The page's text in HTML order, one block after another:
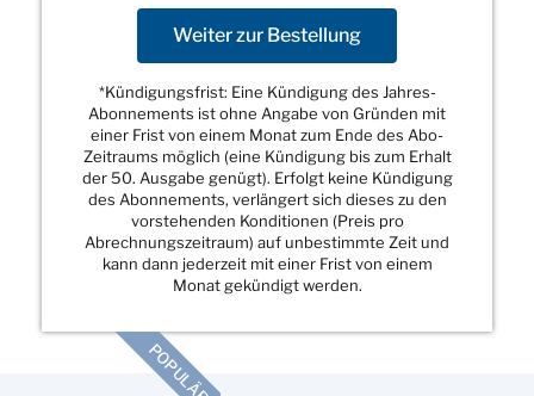
Weiter zur Bestellung
*Kündigungsfrist: Eine Kündigung des Jahres-
Abonnements ist ohne Angabe von Gründen mit
einer Frist von einem Monat zum Ende des Abo-
Zeitraums möglich (eine Kündigung bis zum Erhalt
der 50. Ausgabe genügt). Erfolgt keine Kündigung
des Abonnements, verlängert sich dieses zu den
vorstehenden Konditionen (Preis pro
Abrechnungszeitraum) auf unbestimmte Zeit und
kann dann jederzeit mit einer Frist von einem
Monat gekündigt werden.
POPULÄR